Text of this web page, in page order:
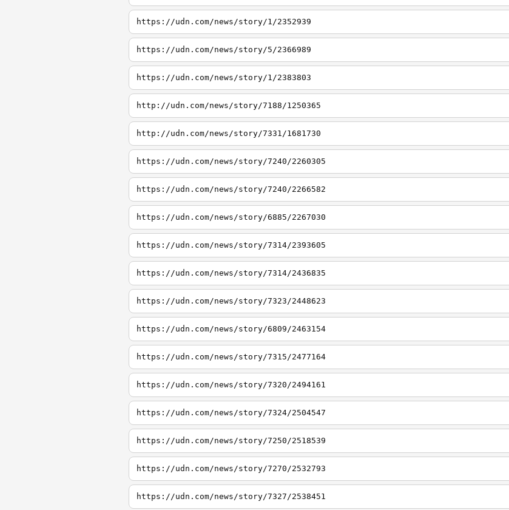
https://udn.com/news/story/1/2352939
https://udn.com/news/story/5/2366989
https://udn.com/news/story/1/2383803
http://udn.com/news/story/7188/1250365
http://udn.com/news/story/7331/1681730
https://udn.com/news/story/7240/2260305
https://udn.com/news/story/7240/2266582
https://udn.com/news/story/6885/2267030
https://udn.com/news/story/7314/2393605
https://udn.com/news/story/7314/2436835
https://udn.com/news/story/7323/2448623
https://udn.com/news/story/6809/2463154
https://udn.com/news/story/7315/2477164
https://udn.com/news/story/7320/2494161
https://udn.com/news/story/7324/2504547
https://udn.com/news/story/7250/2518539
https://udn.com/news/story/7270/2532793
https://udn.com/news/story/7327/2538451